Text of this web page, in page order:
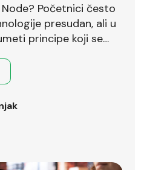
Node? Početnici često
presudan, ali u
principe koji se